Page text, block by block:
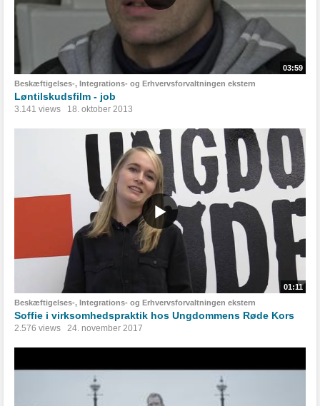
03:59
Beskæftigelses-, Integrations- og Erhvervsforvaltningen ekstern
Løntilskudsfilm - job
3.141 views 18. oktober 2013
01:11
Beskæftigelses-, Integrations- og Erhvervsforvaltningen ekstern
Soffie i virksomhedspraktik hos Ungdommens Røde Kors
2.576 views 24. november 2017